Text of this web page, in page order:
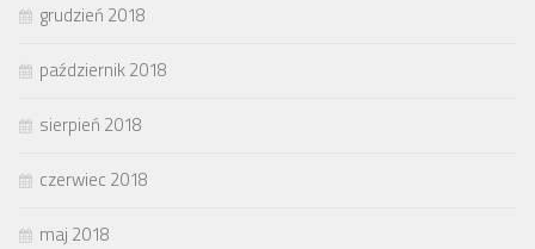
grudzień 2018
październik 2018
sierpień 2018
czerwiec 2018
maj 2018